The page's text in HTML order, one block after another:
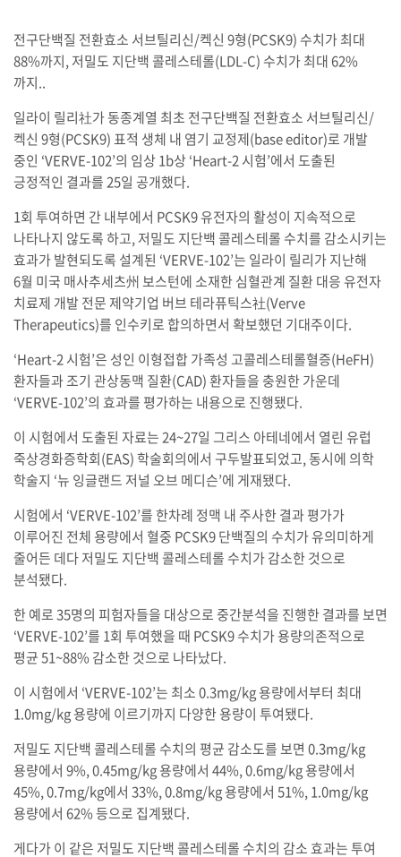
전구단백질 전환효소 서브틸리신/켁신 9형(PCSK9) 수치가 최대
88%까지, 저밀도 지단백 콜레스테롤(LDL-C) 수치가 최대 62%
까지..
일라이 릴리社가 동종계열 최초 전구단백질 전환효소 서브틸리신/
켁신 9형(PCSK9) 표적 생체 내 염기 교정제(base editor)로 개발
중인 ‘VERVE-102’의 임상 1b상 ‘Heart-2 시험’에서 도출된
긍정적인 결과를 25일 공개했다.
1회 투여하면 간 내부에서 PCSK9 유전자의 활성이 지속적으로
나타나지 않도록 하고, 저밀도 지단백 콜레스테롤 수치를 감소시키는
효과가 발현되도록 설계된 ‘VERVE-102’는 일라이 릴리가 지난해
6월 미국 매사추세츠州 보스턴에 소재한 심혈관계 질환 대응 유전자
치료제 개발 전문 제약기업 버브 테라퓨틱스社(Verve
Therapeutics)를 인수키로 합의하면서 확보했던 기대주이다.
‘Heart-2 시험’은 성인 이형접합 가족성 고콜레스테롤혈증(HeFH)
환자들과 조기 관상동맥 질환(CAD) 환자들을 충원한 가운데
‘VERVE-102’의 효과를 평가하는 내용으로 진행됐다.
이 시험에서 도출된 자료는 24~27일 그리스 아테네에서 열린 유럽
죽상경화증학회(EAS) 학술회의에서 구두발표되었고, 동시에 의학
학술지 ‘뉴 잉글랜드 저널 오브 메디슨’에 게재됐다.
시험에서 ‘VERVE-102’를 한차례 정맥 내 주사한 결과 평가가
이루어진 전체 용량에서 혈중 PCSK9 단백질의 수치가 유의미하게
줄어든 데다 저밀도 지단백 콜레스테롤 수치가 감소한 것으로
분석됐다.
한 예로 35명의 피험자들을 대상으로 중간분석을 진행한 결과를 보면
‘VERVE-102’를 1회 투여했을 때 PCSK9 수치가 용량의존적으로
평균 51~88% 감소한 것으로 나타났다.
이 시험에서 ‘VERVE-102’는 최소 0.3mg/kg 용량에서부터 최대
1.0mg/kg 용량에 이르기까지 다양한 용량이 투여됐다.
저밀도 지단백 콜레스테롤 수치의 평균 감소도를 보면 0.3mg/kg
용량에서 9%, 0.45mg/kg 용량에서 44%, 0.6mg/kg 용량에서
45%, 0.7mg/kg에서 33%, 0.8mg/kg 용량에서 51%, 1.0mg/kg
용량에서 62% 등으로 집계됐다.
게다가 이 같은 저밀도 지단백 콜레스테롤 수치의 감소 효과는 투여